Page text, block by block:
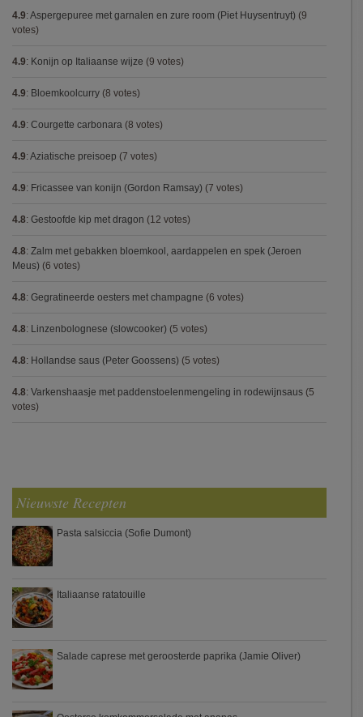
4.9: Aspergepuree met garnalen en zure room (Piet Huysentruyt) (9
votes)
4.9: Konijn op Italiaanse wijze (9 votes)
4.9: Bloemkoolcurry (8 votes)
4.9: Courgette carbonara (8 votes)
4.9: Aziatische preisoep (7 votes)
4.9: Fricassee van konijn (Gordon Ramsay) (7 votes)
4.8: Gestoofde kip met dragon (12 votes)
4.8: Zalm met gebakken bloemkool, aardappelen en spek (Jeroen
Meus) (6 votes)
4.8: Gegratineerde oesters met champagne (6 votes)
4.8: Linzenbolognese (slowcooker) (5 votes)
4.8: Hollandse saus (Peter Goossens) (5 votes)
4.8: Varkenshaasje met paddenstoelenmengeling in rodewijnsaus (5
votes)
Nieuwste Recepten
Pasta salsiccia (Sofie Dumont)
Italiaanse ratatouille
Salade caprese met geroosterde paprika (Jamie Oliver)